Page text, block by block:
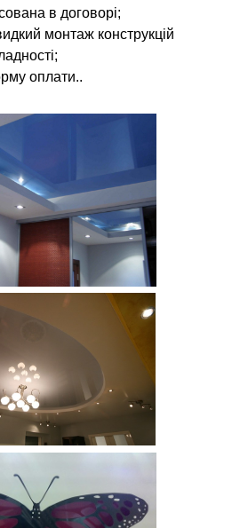
в договорі;
монтаж конструкцій
оплати..